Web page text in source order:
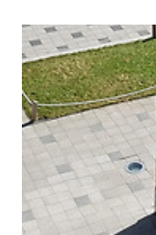
는 않을 겁니다.​​ 면접 당일
것이 좋다고 합니다. 다만,
나타나는지 미리 테스트를
늘 한번 테스트를 해보세요.
https://blog.naver.com/